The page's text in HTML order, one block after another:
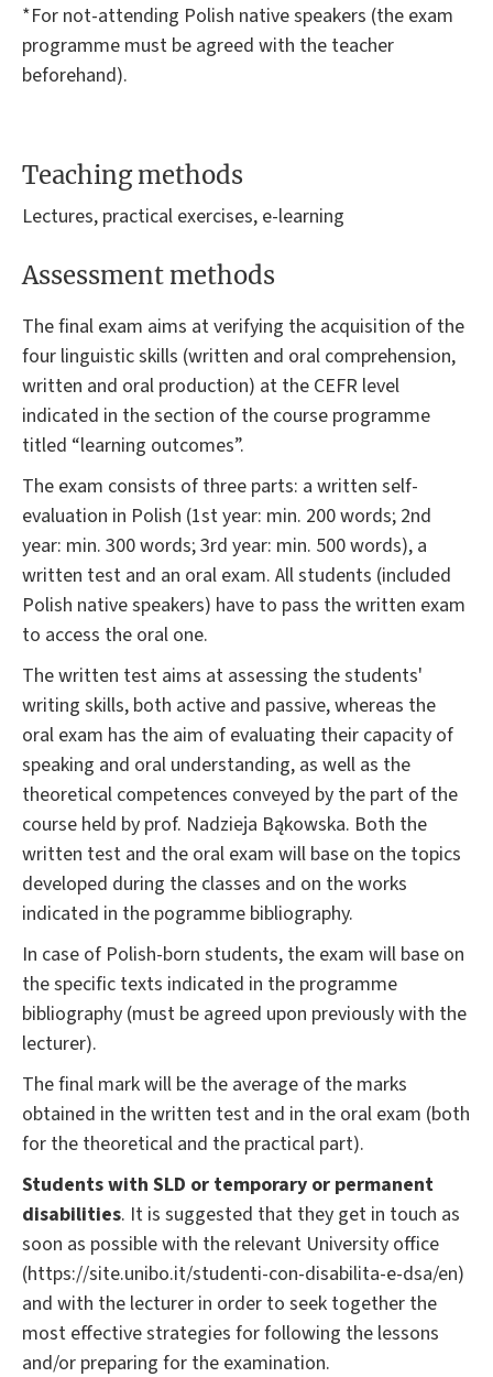
*For not-attending Polish native speakers (the exam
programme must be agreed with the teacher
beforehand).
Teaching methods
Lectures, practical exercises, e-learning
Assessment methods
The final exam aims at verifying the acquisition of the
four linguistic skills (written and oral comprehension,
written and oral production) at the CEFR level
indicated in the section of the course programme
titled “learning outcomes”.
The exam consists of three parts: a written self-
evaluation in Polish (1st year: min. 200 words; 2nd
year: min. 300 words; 3rd year: min. 500 words), a
written test and an oral exam. All students (included
Polish native speakers) have to pass the written exam
to access the oral one.
The written test aims at assessing the students'
writing skills, both active and passive, whereas the
oral exam has the aim of evaluating their capacity of
speaking and oral understanding, as well as the
theoretical competences conveyed by the part of the
course held by prof. Nadzieja Bąkowska. Both the
written test and the oral exam will base on the topics
developed during the classes and on the works
indicated in the pogramme bibliography.
In case of Polish-born students, the exam will base on
the specific texts indicated in the programme
bibliography (must be agreed upon previously with the
lecturer).
The final mark will be the average of the marks
obtained in the written test and in the oral exam (both
for the theoretical and the practical part).
Students with SLD or temporary or permanent
disabilities. It is suggested that they get in touch as
soon as possible with the relevant University office
(https://site.unibo.it/studenti-con-disabilita-e-dsa/en)
and with the lecturer in order to seek together the
most effective strategies for following the lessons
and/or preparing for the examination.